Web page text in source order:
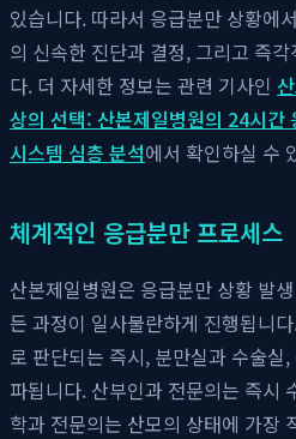
있습니다. 따라서 응급분만 상황에
의 신속한 진단과 결정, 그리고 즉
다. 더 자세한 정보는 관련 기사인
상의 선택: 산본제일병원의 24시간
시스템 심층 분석에서 확인하실 수
체계적인 응급분만 프로세스
산본제일병원은 응급분만 상황 발
든 과정이 일사불란하게 진행됩니
로 판단되는 즉시, 분만실과 수술실
파됩니다. 산부인과 전문의는 즉시
학과 전문의는 산모의 상태에 가장